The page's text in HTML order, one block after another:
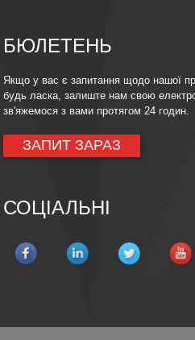
БЮЛЕТЕНЬ
Якщо у вас є запитання щодо нашої
будь ласка, залиште нам свою
зв'яжемося з вами протягом 24 годин.
ЗАПИТ ЗАРАЗ
СОЦІАЛЬНІ